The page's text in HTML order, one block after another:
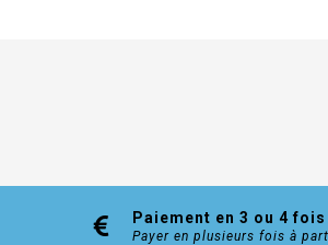
Paiement en 3 ou 4 fois
Payer en plusieurs fois à